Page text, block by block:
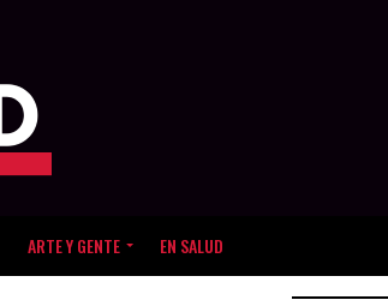
ARTE Y GENTE EN SALUD